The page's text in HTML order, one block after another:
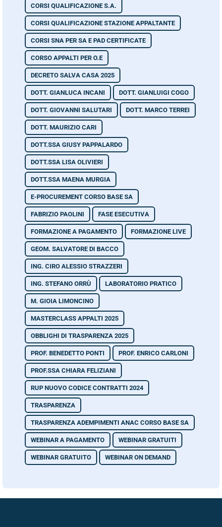
CORSI QUALIFICAZIONE S.A.
CORSI QUALIFICAZIONE STAZIONE APPALTANTE
CORSI SNA PER SA E PAD CERTIFICATE
CORSO APPALTI PER O.E
DECRETO SALVA CASA 2025
DOTT. GIANLUCA INCANI DOTT. GIANLUIGI COGO
DOTT. GIOVANNI SALUTARI DOTT. MARCO TERREI
DOTT. MAURIZIO CARI
DOTT.SSA GIUSY PAPPALARDO
DOTT.SSA LISA OLIVIERI
DOTT.SSA MAENA MURGIA
E-PROCUREMENT CORSO BASE SA
FABRIZIO PAOLINI FASE ESECUTIVA
FORMAZIONE A PAGAMENTO FORMAZIONE LIVE
GEOM. SALVATORE DI BACCO
ING. CIRO ALESSIO STRAZZERI
ING. STEFANO ORRÙ LABORATORIO PRATICO
M. GIOIA LIMONCINO
MASTERCLASS APPALTI 2025
OBBLIGHI DI TRASPARENZA 2025
PROF. BENEDETTO PONTI PROF. ENRICO CARLONI
PROF.SSA CHIARA FELIZIANI
RUP NUOVO CODICE CONTRATTI 2024
TRASPARENZA
TRASPARENZA ADEMPIMENTI ANAC CORSO BASE SA
WEBINAR A PAGAMENTO WEBINAR GRATUITI
WEBINAR GRATUITO WEBINAR ON DEMAND